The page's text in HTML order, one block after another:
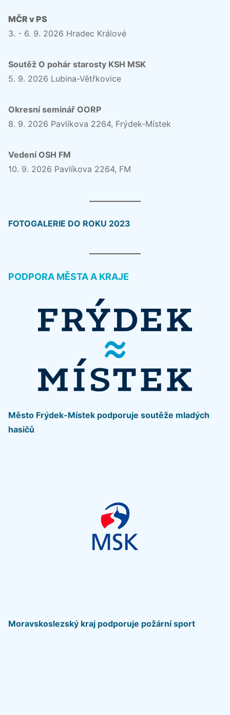
MČR v PS
3. - 6. 9. 2026 Hradec Králové
Soutěž O pohár starosty KSH MSK
5. 9. 2026 Lubina-Větřkovice
Okresní seminář OORP
8. 9. 2026 Pavlíkova 2264, Frýdek-Místek
Vedení OSH FM
10. 9. 2026 Pavlíkova 2264, FM
FOTOGALERIE DO ROKU 2023
PODPORA MĚSTA A KRAJE
Město Frýdek-Místek podporuje soutěže mladých
hasičů
Moravskoslezský kraj podporuje požární sport